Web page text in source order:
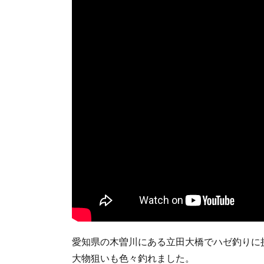
愛知県の木曽川にある立田大橋でハゼ釣りに
大物狙いも色々釣れました。